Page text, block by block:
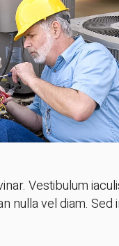
Vestibulum
vel diam. Sed